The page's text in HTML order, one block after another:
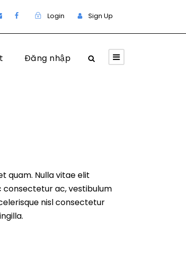
Login Sign Up
Đăng nhập
quam. Nulla vitae elit
consectetur ac, vestibulum
nisl consectetur